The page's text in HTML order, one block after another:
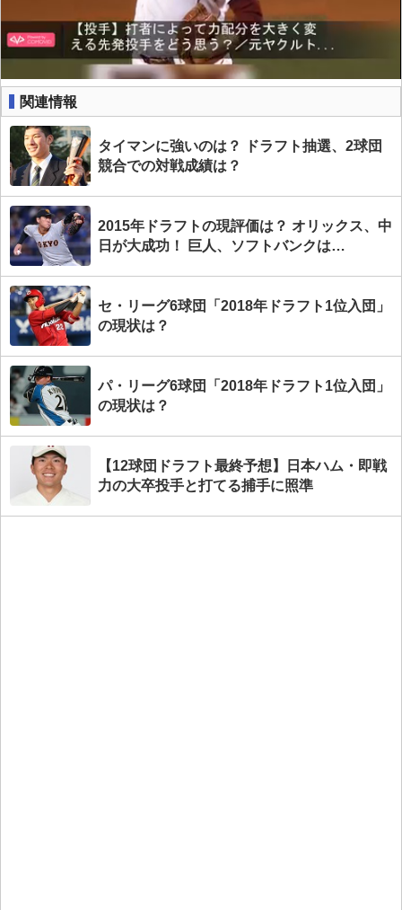
関連情報
タイマンに強いのは？ ドラフト抽選、2球団
競合での対戦成績は？
2015年ドラフトの現評価は？ オリックス、中
日が大成功！ 巨人、ソフトバンクは…
セ・リーグ6球団「2018年ドラフト1位入団」
の現状は？
パ・リーグ6球団「2018年ドラフト1位入団」
の現状は？
【12球団ドラフト最終予想】日本ハム・即戦
力の大卒投手と打てる捕手に照準